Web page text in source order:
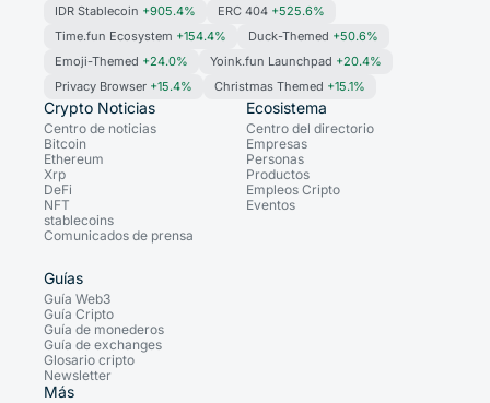
IDR Stablecoin +905.4% ERC 404 +525.6%
Time.fun Ecosystem +154.4% Duck-Themed +50.6%
Emoji-Themed +24.0% Yoink.fun Launchpad +20.4%
Privacy Browser +15.4% Christmas Themed +15.1%
Crypto Noticias
Centro de noticias
Bitcoin
Ethereum
Xrp
DeFi
NFT
stablecoins
Comunicados de prensa
Ecosistema
Centro del directorio
Empresas
Personas
Productos
Empleos Cripto
Eventos
Guías
Guía Web3
Guía Cripto
Guía de monederos
Guía de exchanges
Glosario cripto
Newsletter
Más